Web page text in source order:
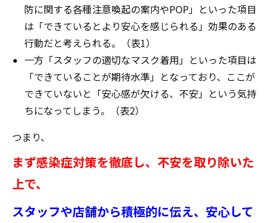
防に関する各種注意喚起の案内やPOP」といった項目
は「できているとより安心を感じられる」効果のある
行動だと考えられる。（表1）
一方「スタッフの適切なマスク着用」といった項目は
「できていることが期待水準」となっており、ここが
できていないと「安心感が欠ける、不安」という気持
ちになってしまう。（表2）
つまり、
まず感染症対策を徹底し、不安を取り除いた
上で、
スタッフや店舗から積極的に伝え、安心して